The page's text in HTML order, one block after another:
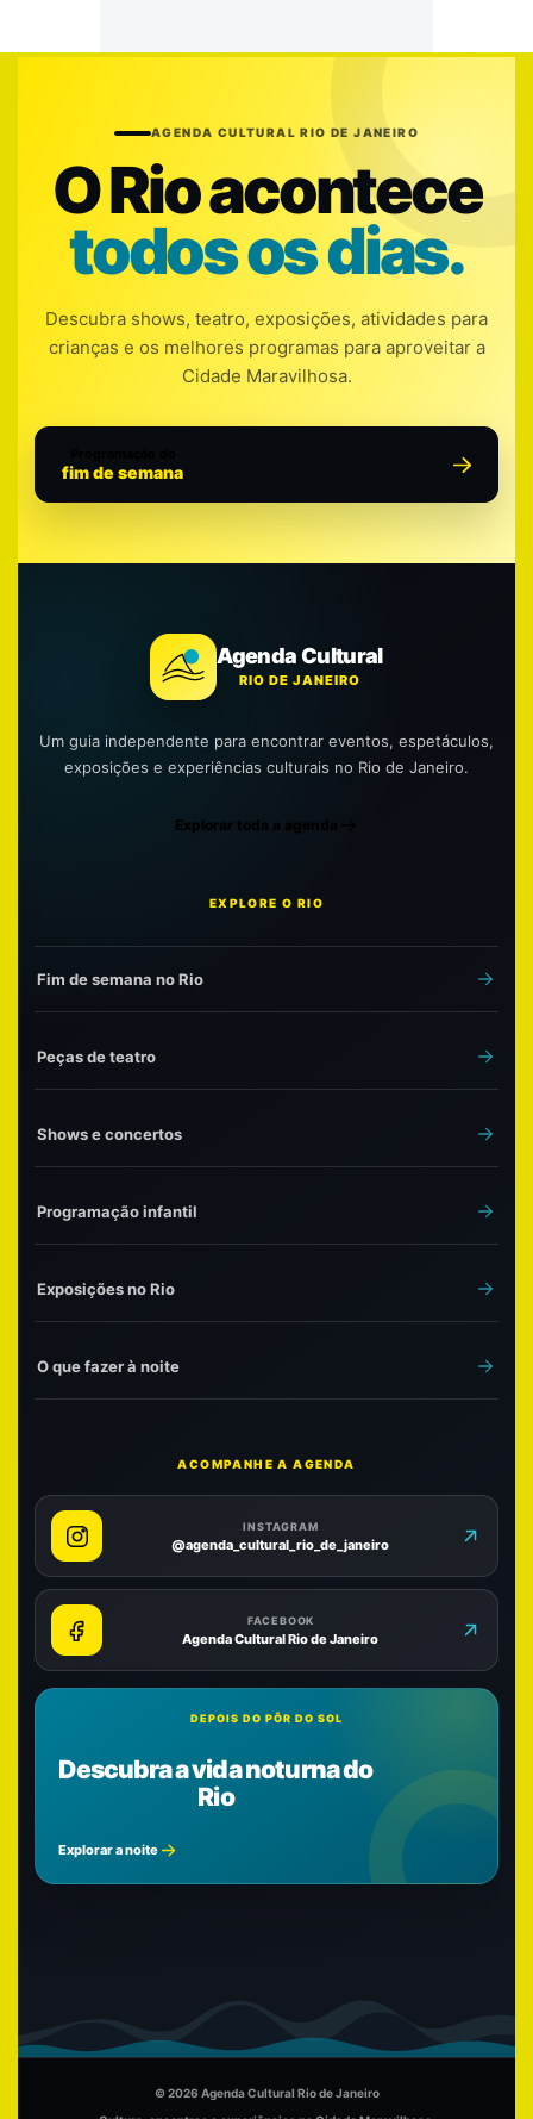
AGENDA CULTURAL RIO DE JANEIRO
O Rio acontece
todos os dias.
Descubra shows, teatro, exposições, atividades para
crianças e os melhores programas para aproveitar a
Cidade Maravilhosa.
fim de semana
Agenda Cultural
RIO DE JANEIRO
Um guia independente para encontrar eventos, espetáculos,
exposições e experiências culturais no Rio de Janeiro.
Explorar toda a agenda
EXPLORE O RIO
Fim de semana no Rio
Peças de teatro
Shows e concertos
Programação infantil
Exposições no Rio
O que fazer à noite
ACOMPANHE A AGENDA
INSTAGRAM
@agenda_cultural_rio_de_janeiro
FACEBOOK
Agenda Cultural Rio de Janeiro
DEPOIS DO PÔR DO SOL
Descubra a vida noturna do
Rio
Explorar a noite
© 2026 Agenda Cultural Rio de Janeiro